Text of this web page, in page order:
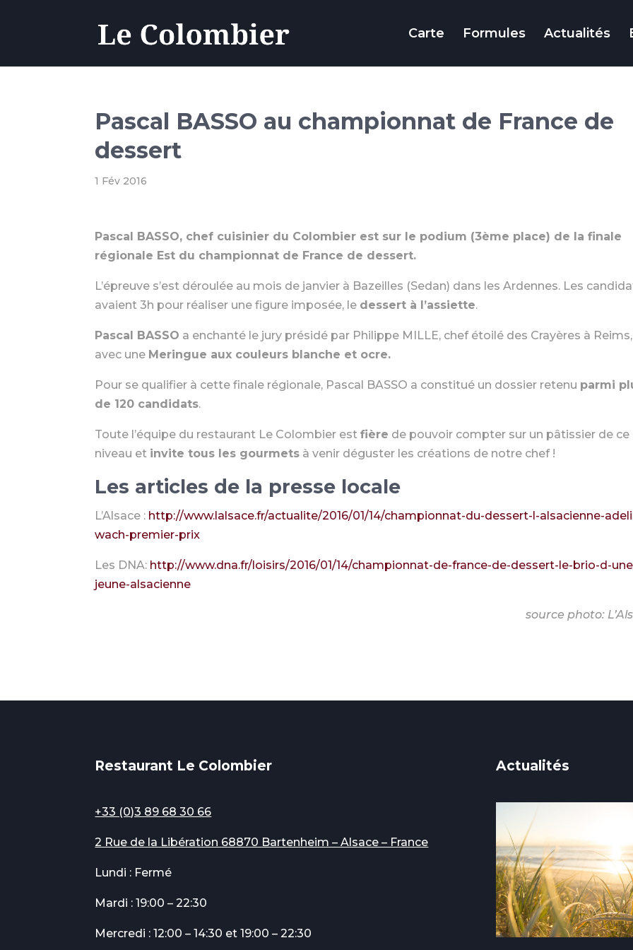
Carte Formules Actualités
Pascal BASSO au championnat de France de
dessert
1 Fév 2016
Pascal BASSO, chef cuisinier du Colombier est sur le podium (3ème place) de la finale
régionale Est du championnat de France de dessert.
L’épreuve s’est déroulée au mois de janvier à Bazeilles (Sedan) dans les Ardennes. Les
avaient 3h pour réaliser une figure imposée, le dessert à l’assiette.
Pascal BASSO a enchanté le jury présidé par Philippe MILLE, chef étoilé des Crayères à Reims,
avec une Meringue aux couleurs blanche et ocre.
Pour se qualifier à cette finale régionale, Pascal BASSO a constitué un dossier retenu parmi
de 120 candidats.
Toute l’équipe du restaurant Le Colombier estfière de pouvoir compter sur un pâtissier de ce
niveau et invite tous les gourmets à venir déguster les créations de notre chef !
Les articles de la presse locale
L’Alsace : http://www.lalsace.fr/actualite/2016/01/14/championnat-du-dessert-l-alsacienne-
wach-premier-prix
Les DNA: http://www.dna.fr/loisirs/2016/01/14/championnat-de-france-de-dessert-le-brio-d-
jeune-alsacienne
source photo:
Restaurant Le Colombier
+33 (0)3 89 68 30 66
2 Rue de la Libération 68870 Bartenheim – Alsace – France
Lundi : Fermé
Mardi : 19:00 – 22:30
Mercredi : 12:00 – 14:30 et 19:00 – 22:30
Actualités